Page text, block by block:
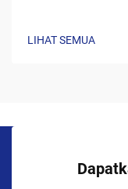
LIHAT SEMUA